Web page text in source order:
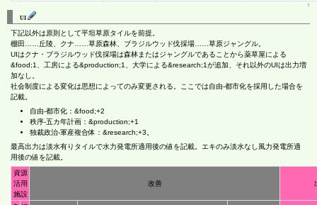
↑
UI
下記以外は原則として平坦草原タイルを前提。
棚田……丘陵、クナ……草原森林、ブラジルウッド伐採場……草原ジャングル。
UIはクナ・ブラジルウッド伐採場は森林またはジャングルであることから薬草屋による
&food;1、工房による&production;1、大学による&research;1が追加、それ以外のUIは出力増
加なし。
社会制度による変化は思想によってのみ変更される。ここでは自由-都市化を採用した場合を
記載。
自由-都市化：&food;+2
秩序-五カ年計画：&production;+1
独裁政治-軍産複合体：&research;+3。
最高出力は淡水有りタイルで水力発電所適用後の値を記載。エキのみ淡水なし風力発電所適
用後の値を記載。
資源
活用
施設
改善